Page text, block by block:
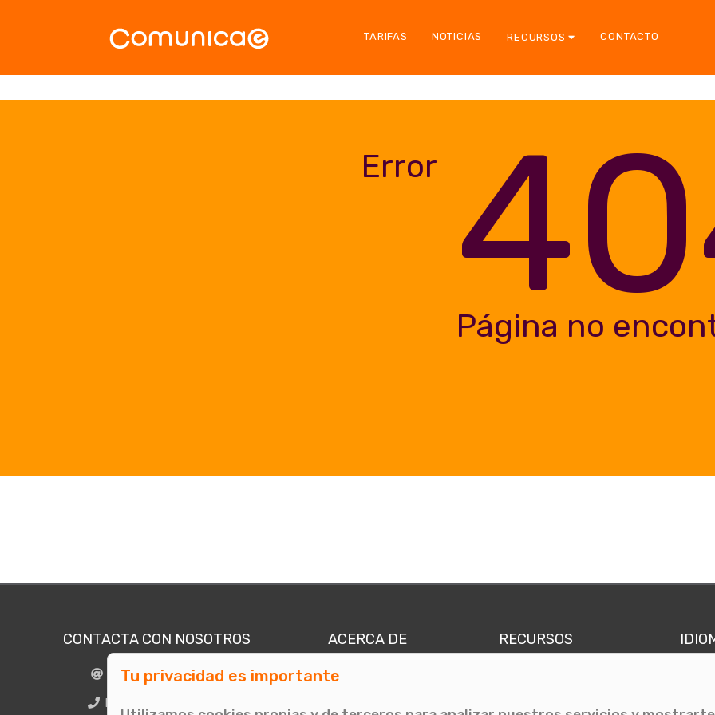
TARIFAS NOTICIAS RECURSOS CONTACTO
Error
Página no
CONTACTA CON NOSOTROS
info@comunicae.com
BCN + 34 931 702 774
ACERCA DE
Quiénes somos
RECURSOS
Tu privacidad es importante